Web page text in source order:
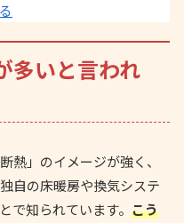
多いと言われ
熱」のイメージが強く、
自の床暖房や換気システ
で知られています。 こう